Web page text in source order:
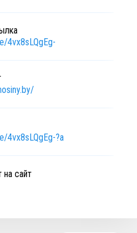
4vx8sLQgEg-
4vx8sLQgEg-?a
на сайт